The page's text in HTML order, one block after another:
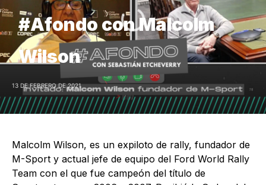
#Afondo con Malcolm
Wilson
13 DE FEBRERO DE 2021
Malcolm Wilson, es un expiloto de rally, fundador de
M-Sport y actual jefe de equipo del Ford World Rally
Team con el que fue campeón del título de